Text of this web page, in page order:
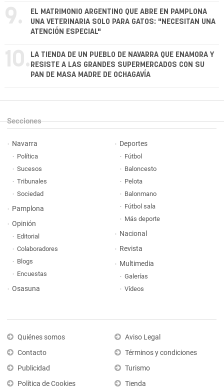
9.
EL MATRIMONIO ARGENTINO QUE ABRE EN PAMPLONA
UNA VETERINARIA SOLO PARA GATOS: "NECESITAN UNA
ATENCIÓN ESPECIAL"
10. LA TIENDA DE UN PUEBLO DE NAVARRA QUE ENAMORA Y
RESISTE A LAS GRANDES SUPERMERCADOS CON SU
PAN DE MASA MADRE DE OCHAGAVÍA
Secciones
Navarra
Política
Sucesos
Tribunales
Sociedad
Pamplona
Opinión
Editorial
Colaboradores
Blogs
Encuestas
Osasuna
Deportes
Fútbol
Baloncesto
Pelota
Balonmano
Fútbol sala
Más deporte
Nacional
Revista
Multimedia
Galerías
Vídeos
Quiénes somos
Contacto
Publicidad
Política de Cookies
Aviso Legal
Términos y condiciones
Turismo
Tienda